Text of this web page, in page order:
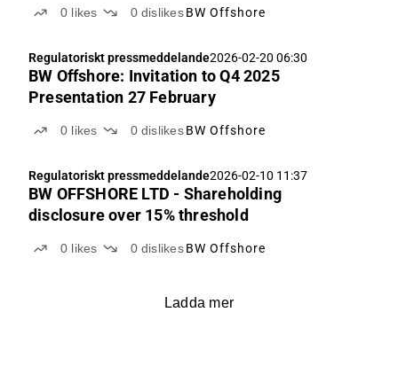
0 likes 0 dislikes BW Offshore
Regulatoriskt pressmeddelande2026-02-20 06:30
BW Offshore: Invitation to Q4 2025
Presentation 27 February
0 likes 0 dislikes BW Offshore
Regulatoriskt pressmeddelande2026-02-10 11:37
BW OFFSHORE LTD - Shareholding
disclosure over 15% threshold
0 likes 0 dislikes BW Offshore
Ladda mer